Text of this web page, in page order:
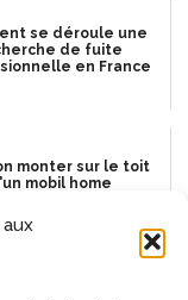
se déroule une
de fuite
en France
monter sur le toit
mobil home